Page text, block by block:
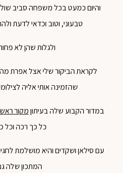
והיום כמעט בכל משפחה סביב
טבעוני, וטוב וכדאי לדעת
ולגלות שהן לא
לקראת הביקור שלי אצל אפרת
שהזמינה אותי אליה
במדור הקבוע שלה בעיתוןמקור
כל כך רכה וכל
עם סילאן ושקדים והיא מושלמת
המתכון שלה